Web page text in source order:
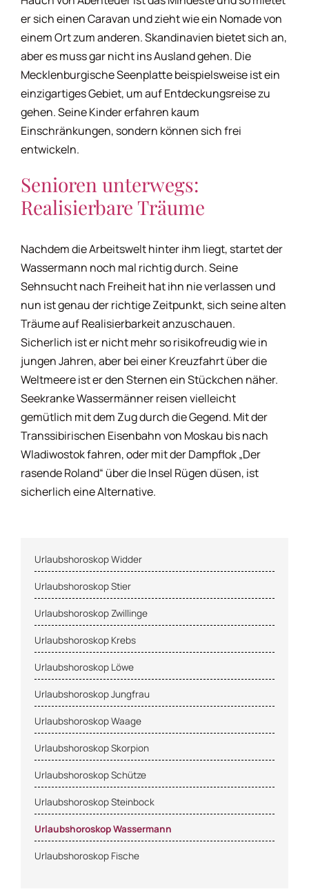
er sich einen Caravan und zieht wie ein Nomade von
einem Ort zum anderen. Skandinavien bietet sich an,
aber es muss gar nicht ins Ausland gehen. Die
Mecklenburgische Seenplatte beispielsweise ist ein
einzigartiges Gebiet, um auf Entdeckungsreise zu
gehen. Seine Kinder erfahren kaum
Einschränkungen, sondern können sich frei
entwickeln.
Senioren unterwegs:
Realisierbare Träume
Nachdem die Arbeitswelt hinter ihm liegt, startet der
Wassermann noch mal richtig durch. Seine
Sehnsucht nach Freiheit hat ihn nie verlassen und
nun ist genau der richtige Zeitpunkt, sich seine alten
Träume auf Realisierbarkeit anzuschauen.
Sicherlich ist er nicht mehr so risikofreudig wie in
jungen Jahren, aber bei einer Kreuzfahrt über die
Weltmeere ist er den Sternen ein Stückchen näher.
Seekranke Wassermänner reisen vielleicht
gemütlich mit dem Zug durch die Gegend. Mit der
Transsibirischen Eisenbahn von Moskau bis nach
Wladiwostok fahren, oder mit der Dampflok „Der
rasende Roland“ über die Insel Rügen düsen, ist
sicherlich eine Alternative.
Urlaubshoroskop Widder
Urlaubshoroskop Stier
Urlaubshoroskop Zwillinge
Urlaubshoroskop Krebs
Urlaubshoroskop Löwe
Urlaubshoroskop Jungfrau
Urlaubshoroskop Waage
Urlaubshoroskop Skorpion
Urlaubshoroskop Schütze
Urlaubshoroskop Steinbock
Urlaubshoroskop Wassermann
Urlaubshoroskop Fische